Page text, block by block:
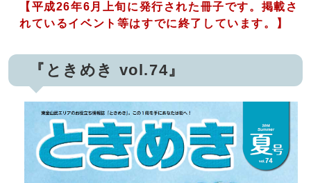
【平成26年6月上旬に発行された冊子です。掲載さ
れているイベント等はすでに終了しています。】
『ときめき vol.74』